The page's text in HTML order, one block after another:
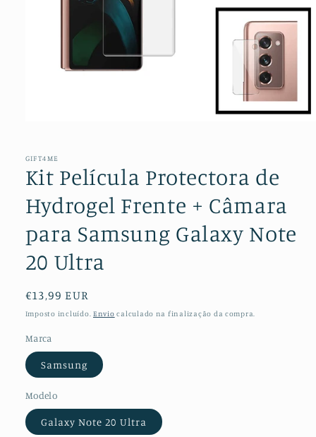
1
modal
GIFT4ME
Kit Película Protectora de
Hydrogel Frente + Câmara
para Samsung Galaxy Note
20 Ultra
Preço
normal
€13,99 EUR
Imposto incluído. Envio calculado na finalização da compra.
Marca
Samsung
Modelo
Galaxy Note 20 Ultra